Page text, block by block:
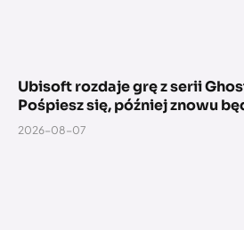
Ubisoft rozdaje grę z serii
Pośpiesz się, później znowu
2026-08-07